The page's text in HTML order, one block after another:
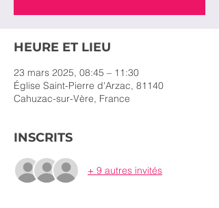
HEURE ET LIEU
23 mars 2025, 08:45 – 11:30
Église Saint-Pierre d'Arzac, 81140
Cahuzac-sur-Vère, France
INSCRITS
+ 9 autres invités